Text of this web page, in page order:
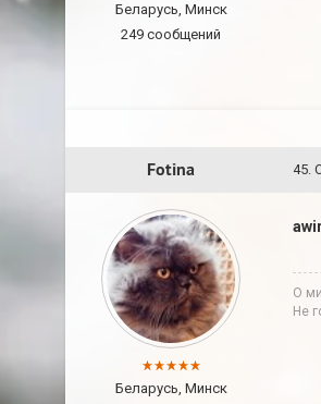
Беларусь, Минск
249 сообщений
Fotina 45.
Беларусь, Минск
О
Не